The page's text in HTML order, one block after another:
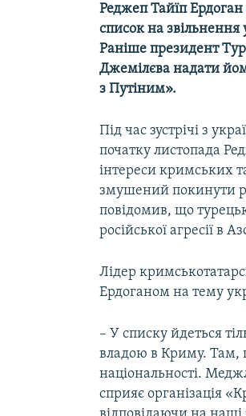
Реджеп Тайїп Ердоган
список на звільнення
Раніше президент
Джемілєва надати
з Путіним».
Під час зустрічі з
початку листопада
інтереси кримських
змушений покинути
повідомив, що
російської агресії в
Лідер
Ердоганом на тему
– У списку йдеться
владою в Криму. Там,
національності.
сприяє організація